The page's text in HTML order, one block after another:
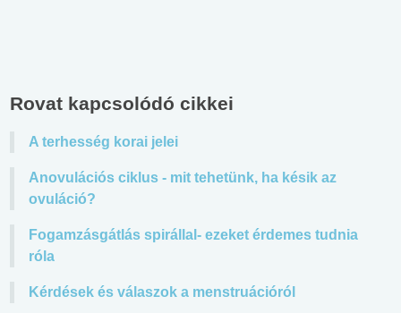
Rovat kapcsolódó cikkei
A terhesség korai jelei
Anovulációs ciklus - mit tehetünk, ha késik az
ovuláció?
Fogamzásgátlás spirállal- ezeket érdemes tudnia
róla
Kérdések és válaszok a menstruációról